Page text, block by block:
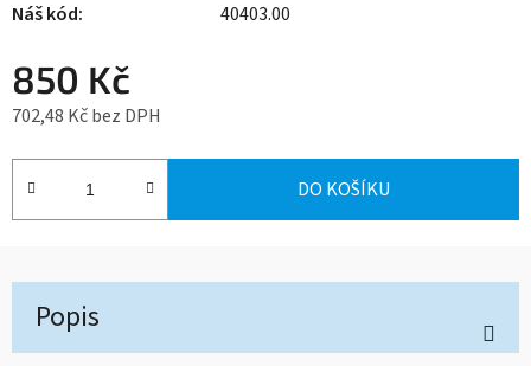
40403.00
850 Kč
702,48 Kč bez DPH
Měrná cena:
DO KOŠÍKU
Popis